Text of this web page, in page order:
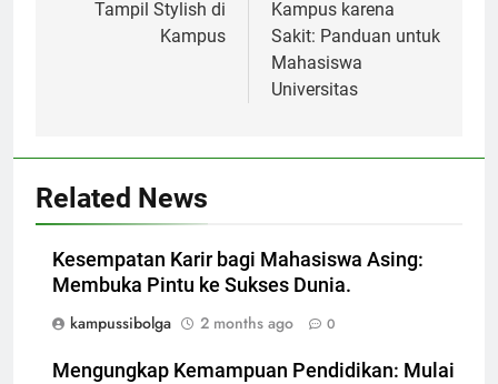
Tampil Stylish di
Kampus
Kampus karena
Sakit: Panduan untuk
Mahasiswa
Universitas
Related News
Kesempatan Karir bagi Mahasiswa Asing:
Membuka Pintu ke Sukses Dunia.
kampussibolga
2 months ago 0
Mengungkap Kemampuan Pendidikan: Mulai